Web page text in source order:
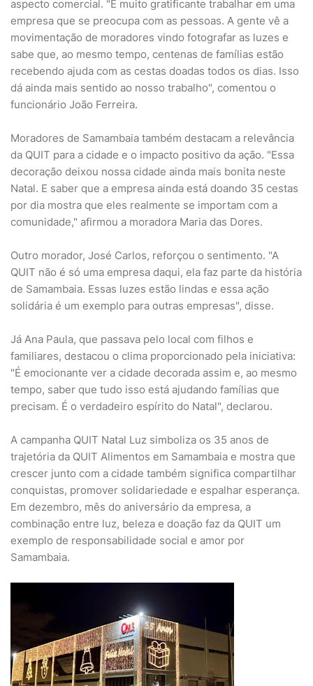
aspecto comercial. "É muito gratificante trabalhar em uma
empresa que se preocupa com as pessoas. A gente vê a
movimentação de moradores vindo fotografar as luzes e
sabe que, ao mesmo tempo, centenas de famílias estão
recebendo ajuda com as cestas doadas todos os dias. Isso
dá ainda mais sentido ao nosso trabalho", comentou o
funcionário João Ferreira.
Moradores de Samambaia também destacam a relevância
da QUIT para a cidade e o impacto positivo da ação. "Essa
decoração deixou nossa cidade ainda mais bonita neste
Natal. E saber que a empresa ainda está doando 35 cestas
por dia mostra que eles realmente se importam com a
comunidade," afirmou a moradora Maria das Dores.
Outro morador, José Carlos, reforçou o sentimento. "A
QUIT não é só uma empresa daqui, ela faz parte da história
de Samambaia. Essas luzes estão lindas e essa ação
solidária é um exemplo para outras empresas", disse.
Já Ana Paula, que passava pelo local com filhos e
familiares, destacou o clima proporcionado pela iniciativa:
"É emocionante ver a cidade decorada assim e, ao mesmo
tempo, saber que tudo isso está ajudando famílias que
precisam. É o verdadeiro espírito do Natal", declarou.
A campanha QUIT Natal Luz simboliza os 35 anos de
trajetória da QUIT Alimentos em Samambaia e mostra que
crescer junto com a cidade também significa compartilhar
conquistas, promover solidariedade e espalhar esperança.
Em dezembro, mês do aniversário da empresa, a
combinação entre luz, beleza e doação faz da QUIT um
exemplo de responsabilidade social e amor por
Samambaia.